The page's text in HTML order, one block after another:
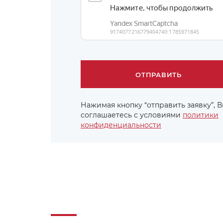
Нажимая кнопку “отправить заявку”,
соглашаетесь с условиями политики
конфиденциальности